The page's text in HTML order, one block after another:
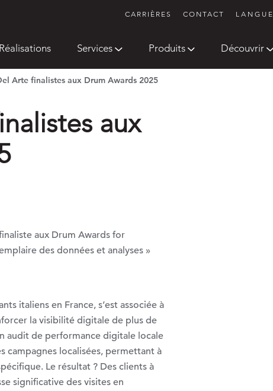
CARRIÈRES CONTACT LANGUE
Réalisations Services Produits Découvrir
Arte finalistes aux Drum Awards 2025
aux
aux Drum Awards for
des données et analyses »
italiens en France, s’est associée à
la visibilité digitale de plus de
audit de performance digitale locale
campagnes localisées, permettant à
Le résultat ? Des clients à
significative des visites en